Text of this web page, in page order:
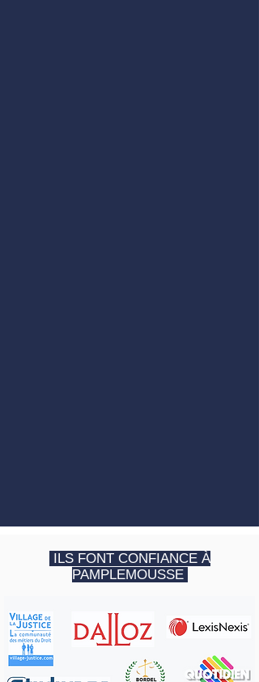
ILS FONT CONFIANCE À
PAMPLEMOUSSE